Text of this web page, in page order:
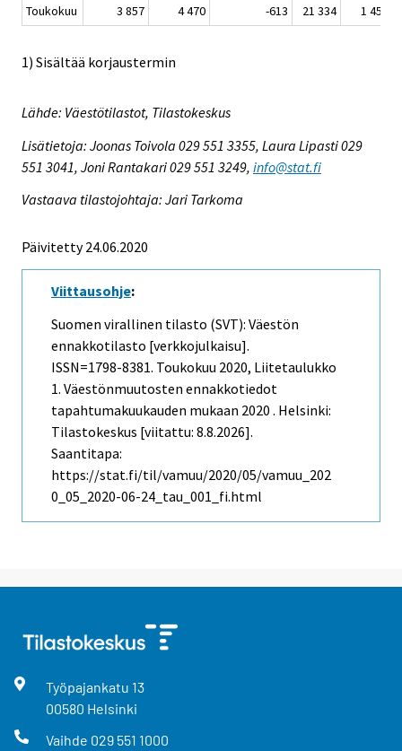
Toukokuu
3 857 4 470 -613 21 334 1 455
1) Sisältää korjaustermin
Lähde: Väestötilastot, Tilastokeskus
Lisätietoja: Joonas Toivola 029 551 3355, Laura Lipasti 029
551 3041, Joni Rantakari 029 551 3249, info@stat.fi
Vastaava tilastojohtaja: Jari Tarkoma
Päivitetty 24.06.2020
Viittausohje:
Suomen virallinen tilasto (SVT): Väestön
ennakkotilasto [verkkojulkaisu].
ISSN=1798-8381. Toukokuu 2020, Liitetaulukko
1. Väestönmuutosten ennakkotiedot
tapahtumakuukauden mukaan 2020 . Helsinki:
Tilastokeskus [viitattu: 8.8.2026].
Saantitapa:
https://stat.fi/til/vamuu/2020/05/vamuu_202
0_05_2020-06-24_tau_001_fi.html
Työpajankatu 13
00580 Helsinki
Vaihde 029 551 1000